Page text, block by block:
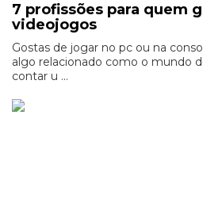
7 profissões para quem
videojogos
Gostas de jogar no pc ou na
algo relacionado como o mundo
contar u ...